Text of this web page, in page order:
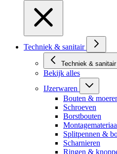
Techniek & sanitair
Techniek & sanitair
Bekijk alles
IJzerwaren
Bouten &
Schroeven
Borstbouten
Splitpennen &
Scharnieren
Ringen &